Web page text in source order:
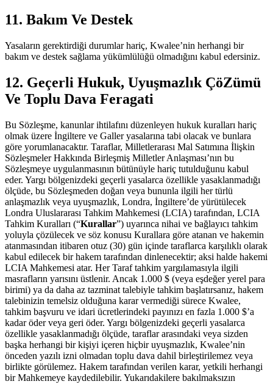
11. Bakım Ve Destek
Yasaların gerektirdiği durumlar hariç, Kwalee’nin herhangi bir
bakım ve destek sağlama yükümlülüğü olmadığını kabul edersiniz.
12. Geçerli Hukuk, Uyuşmazlık ÇöZümü
Ve Toplu Dava Feragati
Bu Sözleşme, kanunlar ihtilafını düzenleyen hukuk kuralları hariç
olmak üzere İngiltere ve Galler yasalarına tabi olacak ve bunlara
göre yorumlanacaktır. Taraflar, Milletlerarası Mal Satımına İlişkin
Sözleşmeler Hakkında Birleşmiş Milletler Anlaşması’nın bu
Sözleşmeye uygulanmasının bütünüyle hariç tutulduğunu kabul
eder. Yargı bölgenizdeki geçerli yasalarca özellikle yasaklanmadığı
ölçüde, bu Sözleşmeden doğan veya bununla ilgili her türlü
anlaşmazlık veya uyuşmazlık, Londra, İngiltere’de yürütülecek
Londra Uluslararası Tahkim Mahkemesi (LCIA) tarafından, LCIA
Tahkim Kuralları (“Kurallar”) uyarınca nihai ve bağlayıcı tahkim
yoluyla çözülecek ve söz konusu Kurallara göre atanan ve hakemin
atanmasından itibaren otuz (30) gün içinde taraflarca karşılıklı olarak
kabul edilecek bir hakem tarafından dinlenecektir; aksi halde hakemi
LCIA Mahkemesi atar. Her Taraf tahkim yargılamasıyla ilgili
masrafların yarısını üstlenir. Ancak 1.000 $ (veya eşdeğer yerel para
birimi) ya da daha az tazminat talebiyle tahkim başlatırsanız, hakem
talebinizin temelsiz olduğuna karar vermediği sürece Kwalee,
tahkim başvuru ve idari ücretlerindeki payınızı en fazla 1.000 $’a
kadar öder veya geri öder. Yargı bölgenizdeki geçerli yasalarca
özellikle yasaklanmadığı ölçüde, taraflar arasındaki veya sizden
başka herhangi bir kişiyi içeren hiçbir uyuşmazlık, Kwalee’nin
önceden yazılı izni olmadan toplu dava dahil birleştirilemez veya
birlikte görülemez. Hakem tarafından verilen karar, yetkili herhangi
bir Mahkemeye kaydedilebilir. Yukarıdakilere bakılmaksızın